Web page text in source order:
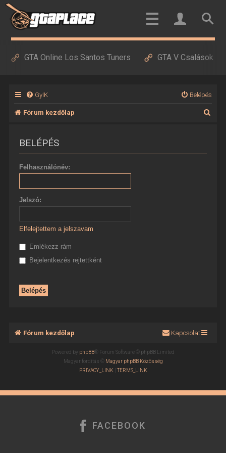
GTA Online Los Santos Tuners GTA V Csalások
GyIK Belépés
Fórum kezdőlap
BELÉPÉS
Felhasználónév:
Jelszó:
Elfelejtettem a jelszavam
Emlékezz rám
Bejelentkezés rejtettként
Fórum kezdőlap Kapcsolat
Powered by phpBB® Forum Software © phpBB Limited
Magyar fordítás © Magyar phpBB Közösség
PRIVACY_LINK |TERMS_LINK
FACEBOOK